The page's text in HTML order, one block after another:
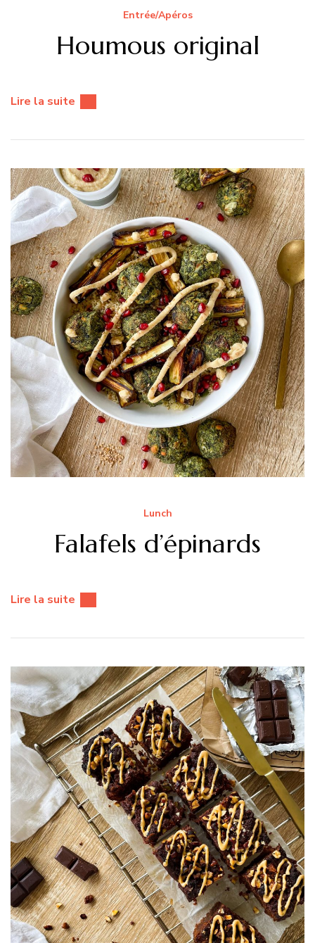
Entrée/Apéros
Houmous original
Lire la suite
Lunch
Falafels d’épinards
Lire la suite